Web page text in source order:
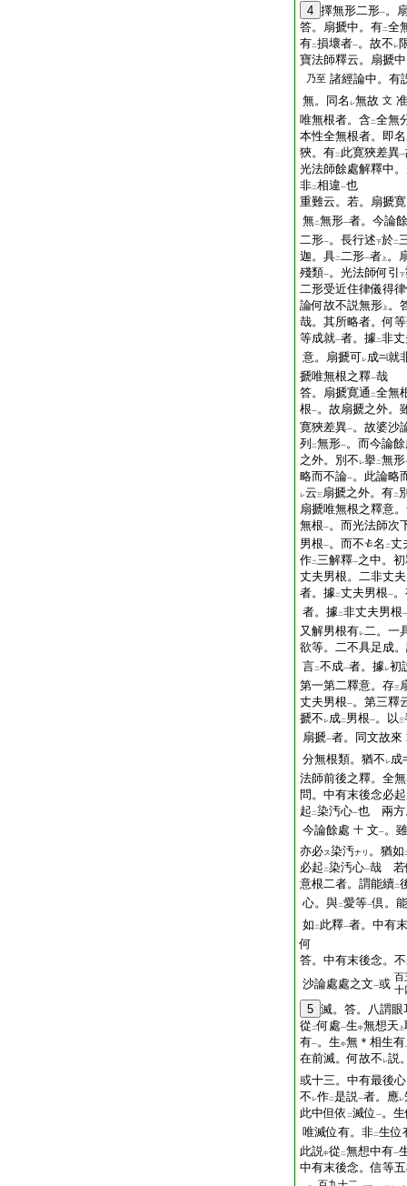
4 擇無形二形一。
答。扇搋中。有二全
有二損壞者一。故不 レ
寶法師釋云。扇搋
乃至 諸經論中。有
無。同名 レ無故 文 准
唯無根者。含二全無
本性全無根者。即名
狹。有二 此寛狹差異一
光法師餘處解釋中
非二相違一也
重難云。若。扇搋
無二無形一者。今論
二形一。長行述下於二
迦。具二二形一者 上 。
殘類一。光法師何引 下
二形受近住律儀得
論何故不説無形 上 。
哉。其所略者。何
等成就一者。據二非
意。扇搋可レ成
就
搋唯無根之釋一哉
答。扇搋寛通 二全無
根一。故扇搋之外。
寛狹差異一。故婆沙
列
二無形一。而今論
之外。別不 レ擧二無形
略而不論一。此論略
レ云三扇搋之外。有二
扇搋唯無根之釋意
無根一。而光法師次
男根一。而不 名 二丈
作二三解釋一之中。
丈夫男根。二非丈
者。據二丈夫男根一
者。據二非丈夫男根一
又解男根有レ二。一
欲等。二不具足成
言二不成一者。據レ初
第一第二釋意。存三
丈夫男根一。第三釋
搋不 レ成二 男根一。以三
扇搋一者。同文故來
分無根類。猶不 レ成
法師前後之釋。全無
問。中有末後念必起
起 二染汚心一也 兩方
今論餘處 十 文一。雖
亦必ス染汚ナリ 。猶如
必起 二染汚心一哉 若
意根二者。謂能續二
心。與二愛等一倶。
如 二 此釋一者。中有
何
答。中有末後念。不
沙論處處之文一或 百
十
5 滅。答。八謂
從 二何處一生中無想天 上
有一。生中無＊相生有
在前滅。何故不 レ説
或十三。中有最後
不 レ作二是説一者。應レ
此中但依 二滅位 一。
唯滅位有。非二生位
此説中從 二無想中有一
中有末後念。信等